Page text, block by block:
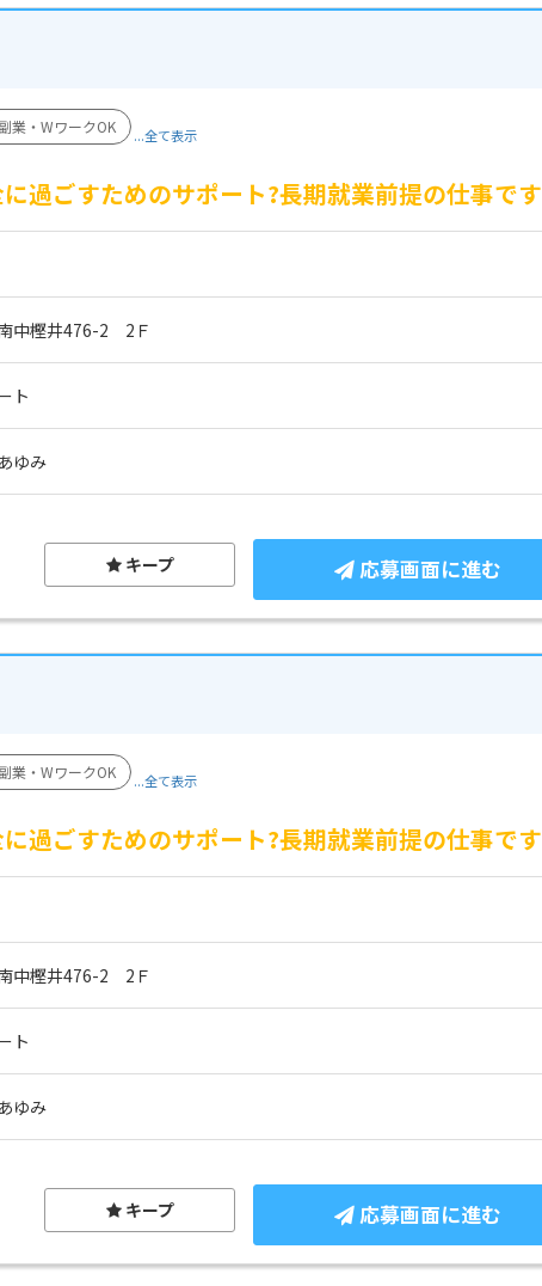
副業・WワークOK ...全て表示
過ごすためのサポート?長期就業前提の仕事です
中樫井476-2　2Ｆ
ト
ゆみ
応募画面に進む
キープ
副業・WワークOK ...全て表示
過ごすためのサポート?長期就業前提の仕事です
中樫井476-2　2Ｆ
ト
ゆみ
応募画面に進む
キープ